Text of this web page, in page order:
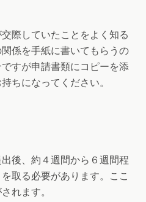
際していたことをよく知る
係を手紙に書いてもらうの
すが申請書類にコピーを添
ちになってください。
後、約４週間から６週間程
取る必要があります。ここ
れます。